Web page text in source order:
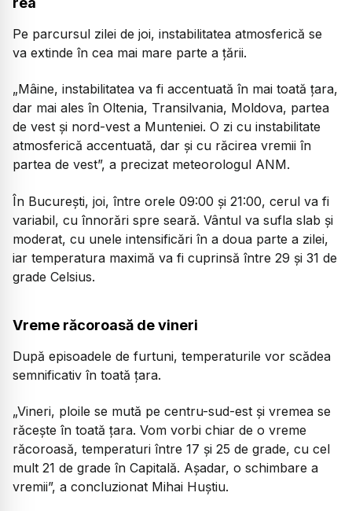
Pe parcursul zilei de joi, instabilitatea atmosferică se
va extinde în cea mai mare parte a țării.
„Mâine, instabilitatea va fi accentuată în mai toată țara,
dar mai ales în Oltenia, Transilvania, Moldova, partea
de vest și nord-vest a Munteniei. O zi cu instabilitate
atmosferică accentuată, dar și cu răcirea vremii în
partea de vest”, a precizat meteorologul ANM.
În București, joi, între orele 09:00 și 21:00, cerul va fi
variabil, cu înnorări spre seară. Vântul va sufla slab și
moderat, cu unele intensificări în a doua parte a zilei,
iar temperatura maximă va fi cuprinsă între 29 și 31 de
grade Celsius.
Vreme răcoroasă de vineri
După episoadele de furtuni, temperaturile vor scădea
semnificativ în toată țara.
„Vineri, ploile se mută pe centru-sud-est și vremea se
răcește în toată țara. Vom vorbi chiar de o vreme
răcoroasă, temperaturi între 17 și 25 de grade, cu cel
mult 21 de grade în Capitală. Așadar, o schimbare a
vremii”, a concluzionat Mihai Huștiu.